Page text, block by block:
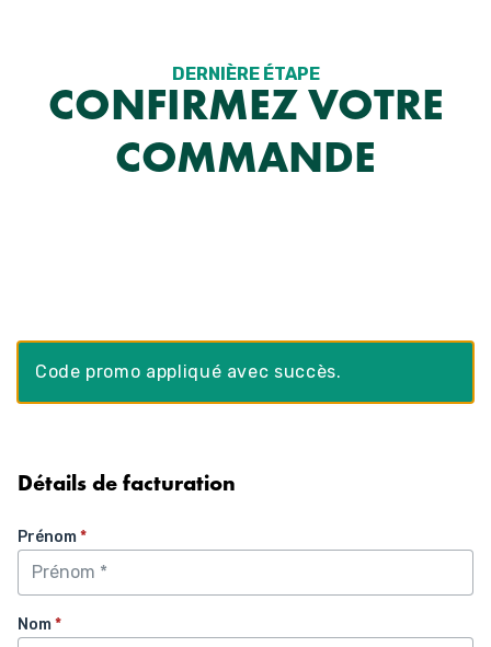
DERNIÈRE ÉTAPE
CONFIRMEZ VOTRE
COMMANDE
Code promo appliqué avec succès.
Détails de facturation
Prénom*
Nom*